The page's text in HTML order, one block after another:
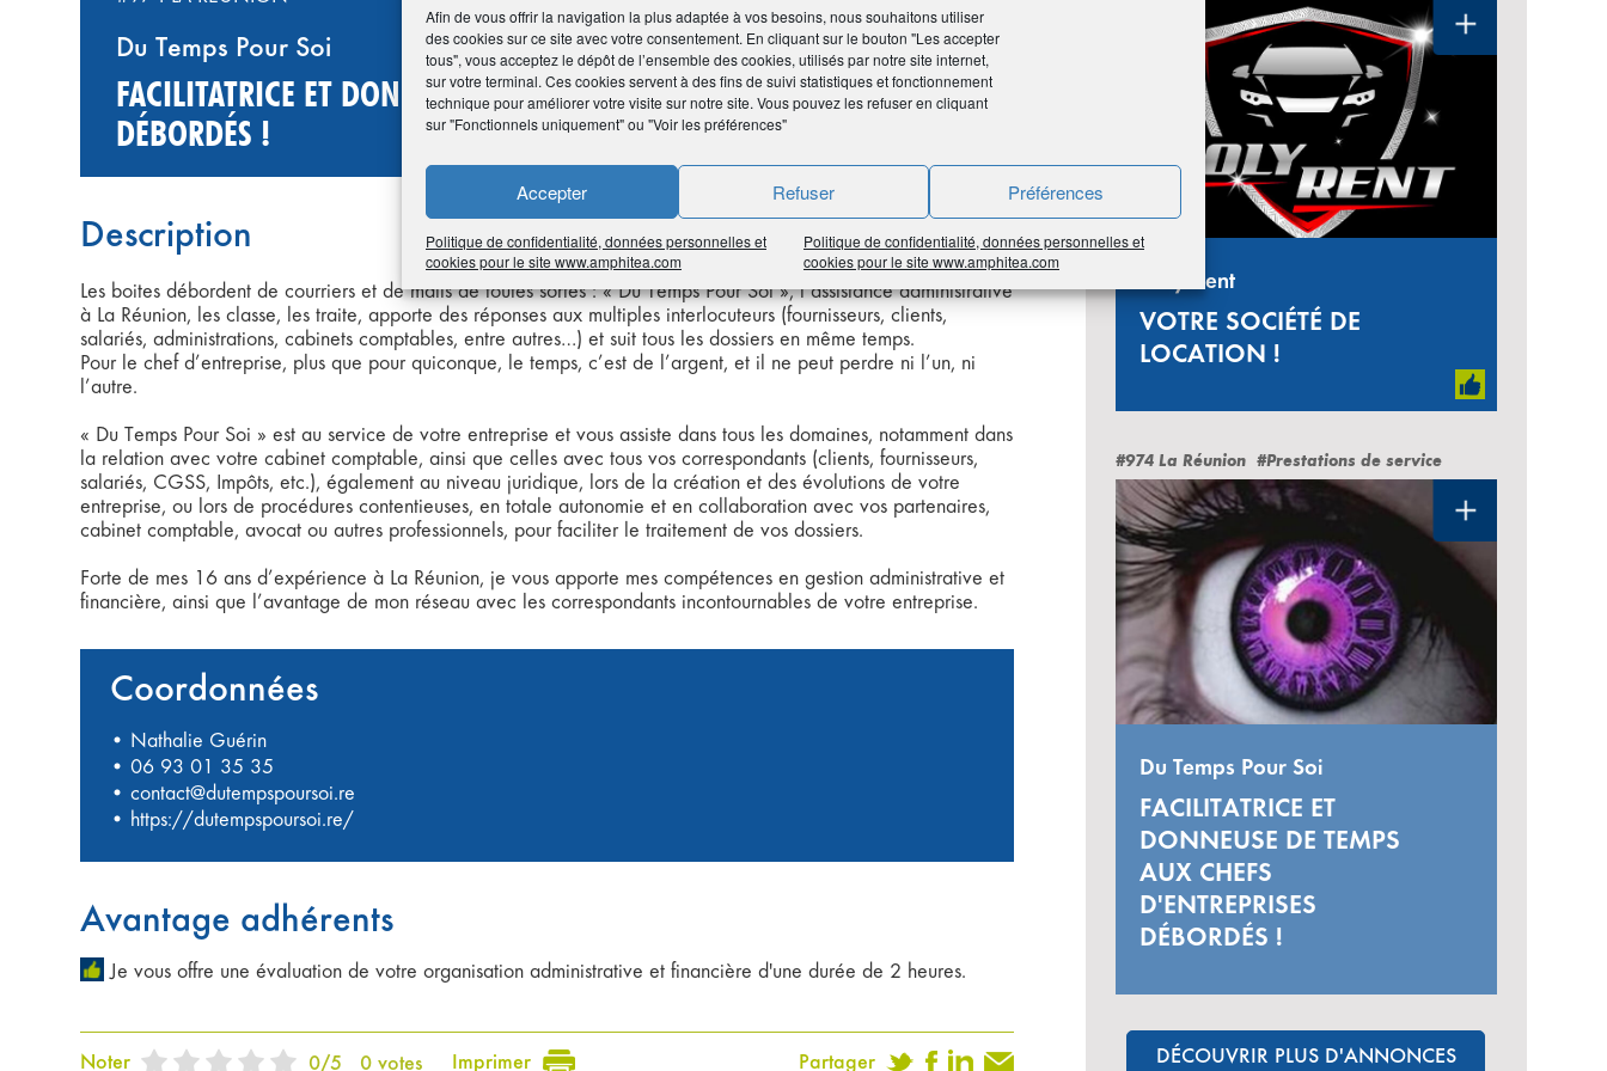
Afin de vous offrir la navigation la plus adaptée à vos besoins, nous souhaitons utiliser
des cookies sur ce site avec votre consentement. En cliquant sur le bouton "Les accepter
tous", vous acceptez le dépôt de l’ensemble des cookies, utilisés par notre site internet,
sur votre terminal. Ces cookies servent à des fins de suivi statistiques et fonctionnement
technique pour améliorer votre visite sur notre site. Vous pouvez les refuser en cliquant
sur "Fonctionnels uniquement" ou "Voir les préférences"
Accepter Refuser Préférences
Politique de confidentialité, données personnelles et
cookies pour le site www.amphitea.com
Politique de confidentialité, données personnelles et
cookies pour le site www.amphitea.com
Du Temps Pour Soi
FACILITATRICE ET DONNEUSE DE TEMPS AUX CHEFS D'ENTREPRISES
DÉBORDÉS !
Description
Les boites débordent de courriers et de mails de toutes sortes : « Du Temps Pour Soi », l’assistance administrative
à La Réunion, les classe, les traite, apporte des réponses aux multiples interlocuteurs (fournisseurs, clients,
salariés, administrations, cabinets comptables, entre autres…) et suit tous les dossiers en même temps.
Pour le chef d’entreprise, plus que pour quiconque, le temps, c’est de l’argent, et il ne peut perdre ni l’un, ni
l’autre.
« Du Temps Pour Soi » est au service de votre entreprise et vous assiste dans tous les domaines, notamment dans
la relation avec votre cabinet comptable, ainsi que celles avec tous vos correspondants (clients, fournisseurs,
salariés, CGSS, Impôts, etc.), également au niveau juridique, lors de la création et des évolutions de votre
entreprise, ou lors de procédures contentieuses, en totale autonomie et en collaboration avec vos partenaires,
cabinet comptable, avocat ou autres professionnels, pour faciliter le traitement de vos dossiers.
Forte de mes 16 ans d’expérience à La Réunion, je vous apporte mes compétences en gestion administrative et
financière, ainsi que l’avantage de mon réseau avec les correspondants incontournables de votre entreprise.
Coordonnées
• Nathalie Guérin
• 06 93 01 35 35
• contact@dutempspoursoi.re
• https://dutempspoursoi.re/
Avantage adhérents
Je vous offre une évaluation de votre organisation administrative et financière d'une durée de 2 heures.
Noter 0/5 0 votes Imprimer Partager
Holy Rent
VOTRE SOCIÉTÉ DE
LOCATION !
#974 La Réunion #Prestations de service
Du Temps Pour Soi
FACILITATRICE ET
DONNEUSE DE TEMPS
AUX CHEFS
D'ENTREPRISES
DÉBORDÉS !
DÉCOUVRIR PLUS D'ANNONCES